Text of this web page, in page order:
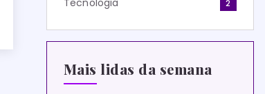
Tecnologia 2
Mais lidas da semana